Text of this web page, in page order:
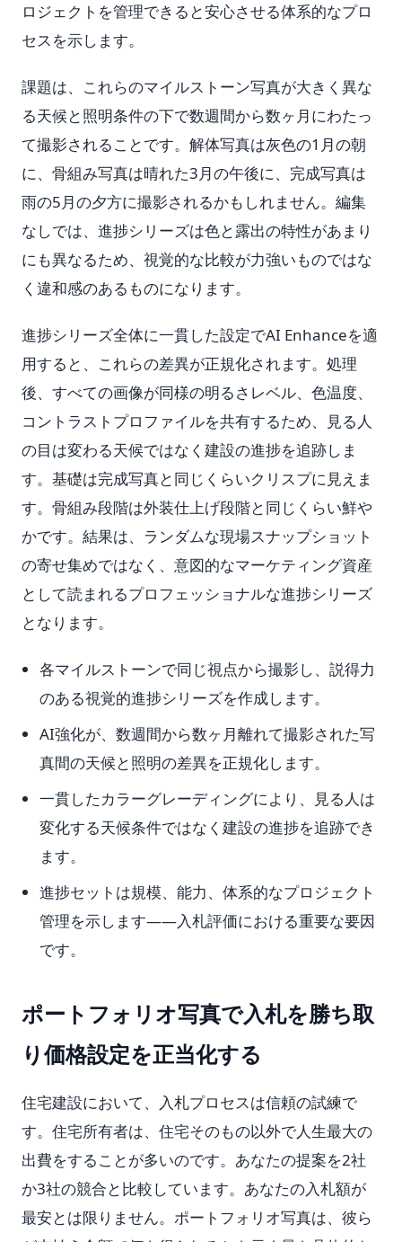
ロジェクトを管理できると安心させる体系的なプロ
セスを示します。
課題は、これらのマイルストーン写真が大きく異な
る天候と照明条件の下で数週間から数ヶ月にわたっ
て撮影されることです。解体写真は灰色の1月の朝
に、骨組み写真は晴れた3月の午後に、完成写真は
雨の5月の夕方に撮影されるかもしれません。編集
なしでは、進捗シリーズは色と露出の特性があまり
にも異なるため、視覚的な比較が力強いものではな
く違和感のあるものになります。
進捗シリーズ全体に一貫した設定でAI Enhanceを適
用すると、これらの差異が正規化されます。処理
後、すべての画像が同様の明るさレベル、色温度、
コントラストプロファイルを共有するため、見る人
の目は変わる天候ではなく建設の進捗を追跡しま
す。基礎は完成写真と同じくらいクリスプに見えま
す。骨組み段階は外装仕上げ段階と同じくらい鮮や
かです。結果は、ランダムな現場スナップショット
の寄せ集めではなく、意図的なマーケティング資産
として読まれるプロフェッショナルな進捗シリーズ
となります。
各マイルストーンで同じ視点から撮影し、説得力
のある視覚的進捗シリーズを作成します。
AI強化が、数週間から数ヶ月離れて撮影された写
真間の天候と照明の差異を正規化します。
一貫したカラーグレーディングにより、見る人は
変化する天候条件ではなく建設の進捗を追跡でき
ます。
進捗セットは規模、能力、体系的なプロジェクト
管理を示します——入札評価における重要な要因
です。
ポートフォリオ写真で入札を勝ち取
り価格設定を正当化する
住宅建設において、入札プロセスは信頼の試練で
す。住宅所有者は、住宅そのもの以外で人生最大の
出費をすることが多いのです。あなたの提案を2社
か3社の競合と比較しています。あなたの入札額が
最安とは限りません。ポートフォリオ写真は、彼ら